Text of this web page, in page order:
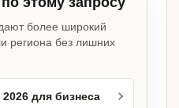
более широкий
региона без лишних
для бизнеса